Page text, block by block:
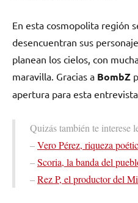
En esta cosmopolita región
desencuentran sus
planean los cielos, con
maravilla. Gracias a BombZ
apertura para esta
Quizás también te interese
–Vero Pérez, riqueza
–Scoria, la banda del
–Rez P, el productor del